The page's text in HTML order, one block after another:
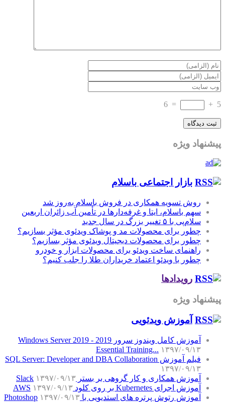
5
+
=
6
پیشنهاد ویژه
بازار اجتماعی باسلام
روش تسویه همکاری در فروش باسلام به‌روز شد
سهم باسلام، ایتا و غرفه‌دارها در تأمین آب زائران اربعین
سلام‌پی با ۵ تغییر بزرگ در سال جدید
چطور برای محصولات مد و پوشاک ویدئوی مؤثر بسازیم؟
چطور برای محصولات دیجیتال ویدئوی مؤثر بسازیم؟
راهنمای ساخت ویدئو برای محصولات ابزار و خودرو
چطور با ویدئو اعتماد خریداران طلا را جلب کنیم؟
رویدادها
پیشنهاد ویژه
آموزش‌ ویدئویی
آموزش کامل ویندوز سرور 2019 - Windows Server 2019
Essential Training... ۱۳۹۷/۰۹/۱۳
فیلم آموزش SQL Server: Developer and DBA Collaboration
۱۳۹۷/۰۹/۱۳
آموزش همکاری و کار گروهی بر بستر Slack ۱۳۹۷/۰۹/۱۳
آموزش اجرای Kubernetes بر روی کلود AWS
۱۳۹۷/۰۹/۱۳
آموزش رتوش پرتره های استدیویی با Photoshop ۱۳۹۷/۰۹/۱۳